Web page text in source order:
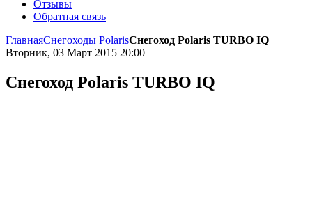
Отзывы
Обратная связь
ГлавнаяСнегоходы PolarisСнегоход Polaris TURBO IQ
Вторник, 03 Март 2015 20:00
Снегоход Polaris TURBO IQ